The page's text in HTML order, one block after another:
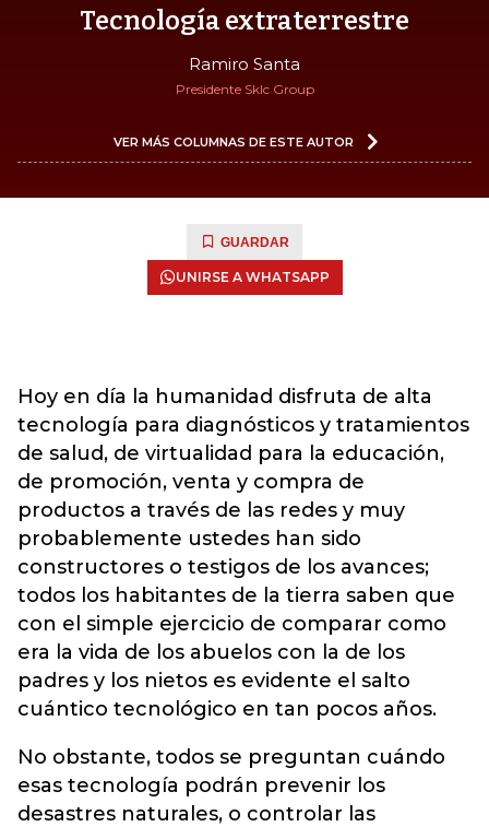
Tecnología extraterrestre
Ramiro Santa
Presidente Sklc Group
VER MÁS COLUMNAS DE ESTE AUTOR
GUARDAR
UNIRSE A WHATSAPP
Hoy en día la humanidad disfruta de alta
tecnología para diagnósticos y tratamientos
de salud, de virtualidad para la educación,
de promoción, venta y compra de
productos a través de las redes y muy
probablemente ustedes han sido
constructores o testigos de los avances;
todos los habitantes de la tierra saben que
con el simple ejercicio de comparar como
era la vida de los abuelos con la de los
padres y los nietos es evidente el salto
cuántico tecnológico en tan pocos años.
No obstante, todos se preguntan cuándo
esas tecnología podrán prevenir los
desastres naturales, o controlar las